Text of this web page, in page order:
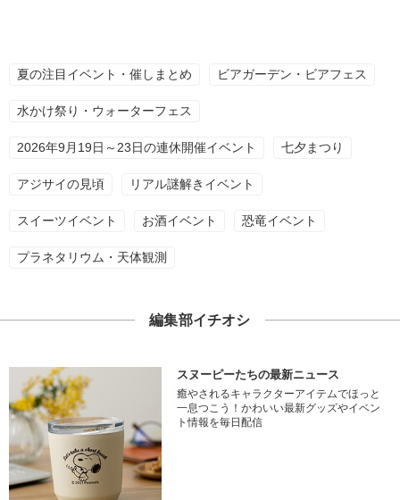
夏の注目イベント・催しまとめ ビアガーデン・ビアフェス
水かけ祭り・ウォーターフェス
2026年9月19日～23日の連休開催イベント 七夕まつり
アジサイの見頃 リアル謎解きイベント
スイーツイベント お酒イベント 恐竜イベント
プラネタリウム・天体観測
編集部イチオシ
スヌーピーたちの最新ニュース
癒やされるキャラクターアイテムでほっと
一息つこう！かわいい最新グッズやイベン
ト情報を毎日配信